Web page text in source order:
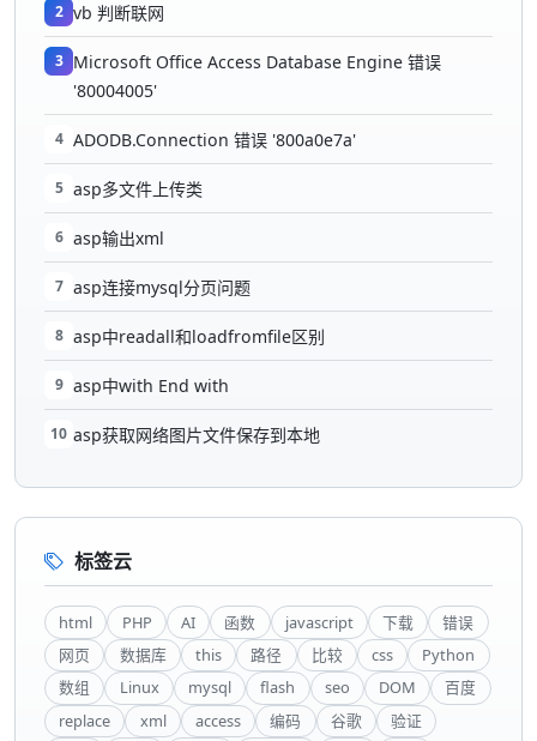
2 vb 判断联网
3 Microsoft Office Access Database Engine 错误
'80004005'
4 ADODB.Connection 错误 '800a0e7a'
5 asp多文件上传类
6 asp输出xml
7 asp连接mysql分页问题
8 asp中readall和loadfromfile区别
9 asp中with End with
10 asp获取网络图片文件保存到本地
标签云
html PHP AI 函数 javascript 下载
错误
网页
数据库 this 路径 比较 css
Python
数组
Linux mysql flash seo DOM
百度
replace
xml access 编码 谷歌 验证